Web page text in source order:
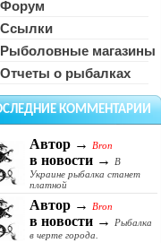
Форум
Ссылки
Рыболовные магазины
Отчеты о рыбалках
КОММЕНТАРИИ
Автор → Bron
в новости →
В
Украине рыбалка станет
платной
Автор → Bron
в новости →
Рыбалка
в черте города.